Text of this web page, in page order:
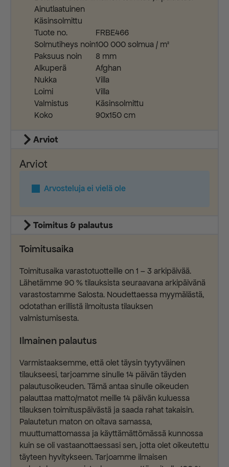
Ainutlaatuinen
Käsinsolmittu
Tuote no.
FRBE466
Solmutiheys noin100 000 solmua / m²
Paksuus noin
8 mm
Alkuperä
Afghan
Nukka
Villa
Loimi
Villa
Valmistus
Käsinsolmittu
Koko
90x150 cm
Arviot
Arviot
Arvosteluja ei vielä ole
Toimitus & palautus
Toimitusaika
Toimitusaika varastotuotteille on 1 – 3 arkipäivää.
Lähetämme 90 % tilauksista seuraavana arkipäivänä
varastostamme Salosta. Noudettaessa myymälästä,
odotathan erillistä ilmoitusta tilauksen
valmistumisesta.
Ilmainen palautus
Varmistaaksemme, että olet täysin tyytyväinen
tilaukseesi, tarjoamme sinulle 14 päivän täyden
palautusoikeuden. Tämä antaa sinulle oikeuden
palauttaa matto/matot meille 14 päivän kuluessa
tilauksen toimituspäivästä ja saada rahat takaisin.
Palautetun maton on oltava samassa,
muuttumattomassa ja käyttämättömässä kunnossa
kuin se oli vastaanottaessasi sen, jotta olet oikeutettu
täyteen hyvitykseen. Tarjoamme ilmaisen